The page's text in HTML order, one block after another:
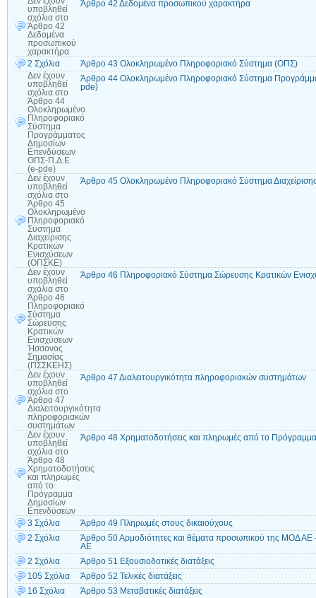
υποβληθεί
σχόλια στο
Άρθρο 42
Δεδομένα
προσωπικού
χαρακτήρα
Άρθρο 42 Δεδομένα προσωπικού χαρακτήρα
2 Σχόλια
Άρθρο 43 Ολοκληρωμένο Πληροφοριακό Σύστημα (ΟΠΣ)
Δεν έχουν
υποβληθεί
σχόλια στο
Άρθρο 44
Ολοκληρωμένο
Πληροφοριακό
Σύστημα
Προγράμματος
Δημοσίων
Επενδύσεων
ΟΠΣ-Π.Δ.Ε
(e-pde)
Άρθρο 44 Ολοκληρωμένο Πληροφοριακό Σύστημα
pde)
Δεν έχουν
υποβληθεί
σχόλια στο
Άρθρο 45
Ολοκληρωμένο
Πληροφοριακό
Σύστημα
Διαχείρισης
Κρατικών
Ενισχύσεων
(ΟΠΣΚΕ)
Άρθρο 45 Ολοκληρωμένο Πληροφοριακό Σύστημα
Δεν έχουν
υποβληθεί
σχόλια στο
Άρθρο 46
Πληροφοριακό
Σύστημα
Σώρευσης
Κρατικών
Ενισχύσεων
Ήσσονος
Σημασίας
(ΠΣΣΚΕΗΣ)
Άρθρο 46 Πληροφοριακό Σύστημα Σώρευσης Κρατικών
Δεν έχουν
υποβληθεί
σχόλια στο
Άρθρο 47
Διαλειτουργικότητα
πληροφοριακών
συστημάτων
Άρθρο 47 Διαλειτουργικότητα πληροφοριακών συστημάτων
Δεν έχουν
υποβληθεί
σχόλια στο
Άρθρο 48
Χρηματοδοτήσεις
και πληρωμές
από το
Πρόγραμμα
Δημοσίων
Επενδύσεων
Άρθρο 48 Χρηματοδοτήσεις και πληρωμές από το
3 Σχόλια
Άρθρο 49 Πληρωμές στους δικαιούχους
2 Σχόλια
Άρθρο 50 Αρμοδιότητες και θέματα προσωπικού της ΜΟΔ ΑΕ
ΑΕ
2 Σχόλια
Άρθρο 51 Εξουσιοδοτικές διατάξεις
105 Σχόλια
Άρθρο 52 Τελικές διατάξεις
16 Σχόλια
Άρθρο 53 Μεταβατικές διατάξεις